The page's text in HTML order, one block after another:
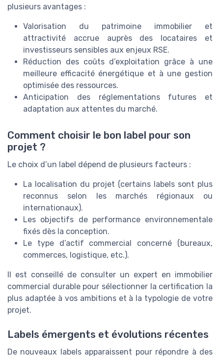
plusieurs avantages :
Valorisation du patrimoine immobilier et
attractivité accrue auprès des locataires et
investisseurs sensibles aux enjeux RSE.
Réduction des coûts d’exploitation grâce à une
meilleure efficacité énergétique et à une gestion
optimisée des ressources.
Anticipation des réglementations futures et
adaptation aux attentes du marché.
Comment choisir le bon label pour son
projet ?
Le choix d’un label dépend de plusieurs facteurs :
La localisation du projet (certains labels sont plus
reconnus selon les marchés régionaux ou
internationaux).
Les objectifs de performance environnementale
fixés dès la conception.
Le type d’actif commercial concerné (bureaux,
commerces, logistique, etc.).
Il est conseillé de consulter un expert en immobilier
commercial durable pour sélectionner la certification la
plus adaptée à vos ambitions et à la typologie de votre
projet.
Labels émergents et évolutions récentes
De nouveaux labels apparaissent pour répondre à des